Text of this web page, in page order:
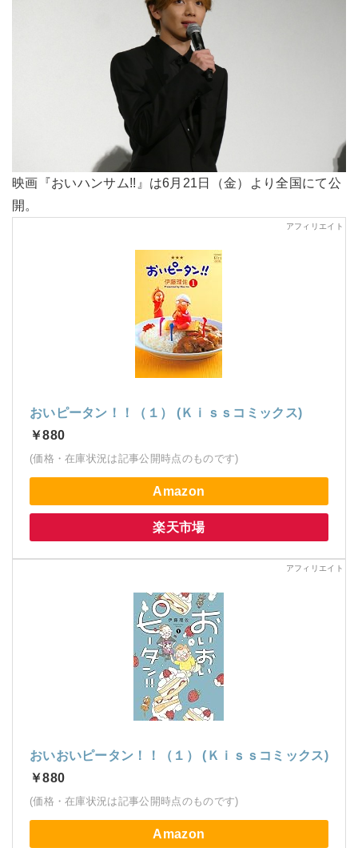
映画『おいハンサム!!』は6月21日（金）より全国にて公
開。
おいピータン！！（１） (Ｋｉｓｓコミックス)
￥880
(価格・在庫状況は記事公開時点のものです)
Amazon
楽天市場
おいおいピータン！！（１） (Ｋｉｓｓコミックス)
￥880
(価格・在庫状況は記事公開時点のものです)
Amazon